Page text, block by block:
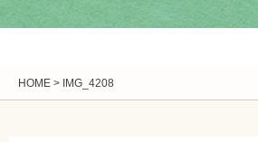
HOME > IMG_4208